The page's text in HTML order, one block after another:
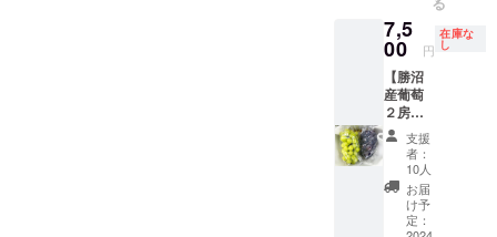
安とな
りま
配送中
に実が
取れて
しまう
場合が
ござい
ます。
※葡萄の
梱包や
てから
できる
だけお
早めに
お召し
上がり
頂くこ
とをお
勧めい
たしま
す。冷
蔵保存
量】(目
安）
シャイ
ンマス
カット1
房あた
り
700~80
0g前
後、ク
イーン
ニーナ1
7,5
00 円
在庫な
し
【勝沼
産葡萄
２房
セッ
ト】
シャイ
ンマス
カット×
ピオー
支援
者：
10人
お届
け予
定：